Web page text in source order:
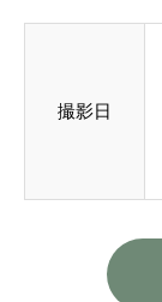
撮影日